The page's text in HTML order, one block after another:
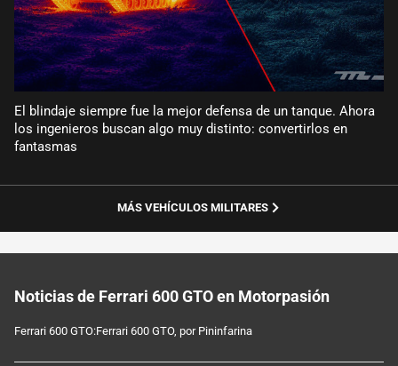
El blindaje siempre fue la mejor defensa de un tanque. Ahora
los ingenieros buscan algo muy distinto: convertirlos en
fantasmas
MÁS VEHÍCULOS MILITARES
Noticias de Ferrari 600 GTO en Motorpasión
Ferrari 600 GTO:Ferrari 600 GTO, por Pininfarina